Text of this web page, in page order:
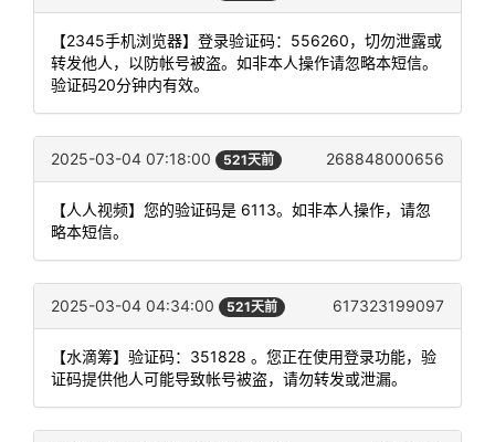
【2345手机浏览器】登录验证码：556260，切勿泄露或
转发他人，以防帐号被盗。如非本人操作请忽略本短信。
验证码20分钟内有效。
2025-03-04 07:18:00 521天前 268848000656
【人人视频】您的验证码是 6113。如非本人操作，请忽
略本短信。
2025-03-04 04:34:00 521天前 617323199097
【水滴筹】验证码：351828 。您正在使用登录功能，验
证码提供他人可能导致帐号被盗，请勿转发或泄漏。